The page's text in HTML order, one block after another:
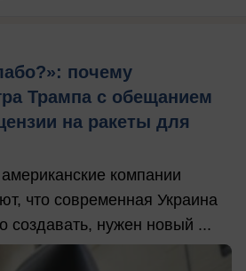
почему
Трампа с обещанием
на ракеты для
компании
что современная Украина
создавать, нужен новый ...